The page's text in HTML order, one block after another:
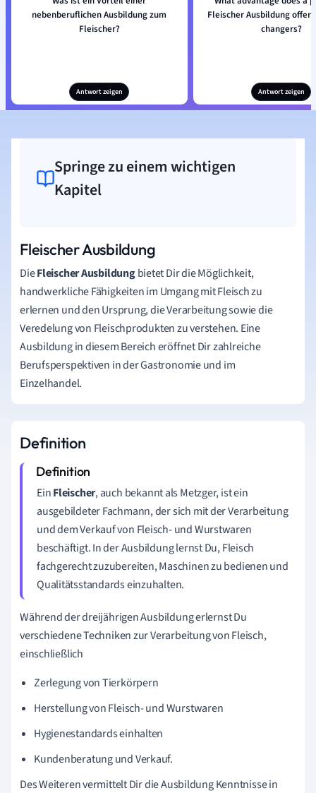
nebenberuflichen Ausbildung zum
Fleischer?
Antwort zeigen
Fleischer Ausbildung offer
changers?
Antwort zeigen
Springe zu einem wichtigen
Kapitel
Fleischer Ausbildung
DieFleischer Ausbildungbietet Dir die Möglichkeit,
handwerkliche Fähigkeiten im Umgang mit Fleisch zu
erlernen und den Ursprung, die Verarbeitung sowie die
Veredelung von Fleischprodukten zu verstehen. Eine
Ausbildung in diesem Bereich eröffnet Dir zahlreiche
Berufsperspektiven in der Gastronomie und im
Einzelhandel.
Definition
EinFleischer, auch bekannt als Metzger, ist ein
ausgebildeter Fachmann, der sich mit der Verarbeitung
und dem Verkauf von Fleisch- und Wurstwaren
beschäftigt. In der Ausbildung lernst Du, Fleisch
fachgerecht zuzubereiten, Maschinen zu bedienen und
Qualitätsstandards einzuhalten.
Während der dreijährigen Ausbildung erlernst Du
verschiedene Techniken zur Verarbeitung von Fleisch,
einschließlich
Zerlegung von Tierkörpern
Herstellung von Fleisch- und Wurstwaren
Hygienestandards einhalten
Kundenberatung und Verkauf.
Des Weiteren vermittelt Dir die Ausbildung Kenntnisse in